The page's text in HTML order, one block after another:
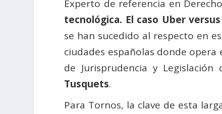
Experto de referencia en
tecnológica. El caso Uber
se han sucedido al respecto en
ciudades españolas donde
de Jurisprudencia y
Tusquets.
Para Tornos, la clave de esta